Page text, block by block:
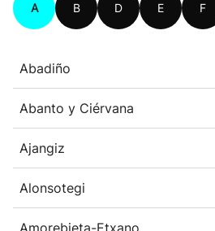
A B D E F
Abadiño
Abanto y Ciérvana
Ajangiz
Alonsotegi
Amorebieta-Etxano